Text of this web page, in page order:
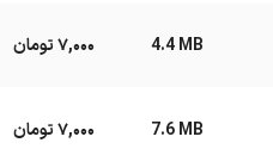
4.4 MB 7,000 تومان
7.6 MB 7,000 تومان